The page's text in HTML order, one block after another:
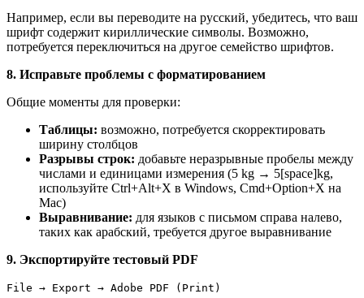
Например, если вы переводите на русский, убедитесь, что ваш
шрифт содержит кириллические символы. Возможно,
потребуется переключиться на другое семейство шрифтов.
8. Исправьте проблемы с форматированием
Общие моменты для проверки:
Таблицы: возможно, потребуется скорректировать
ширину столбцов
Разрывы строк: добавьте неразрывные пробелы между
числами и единицами измерения (5 kg → 5[space]kg,
используйте Ctrl+Alt+X в Windows, Cmd+Option+X на
Mac)
Выравнивание: для языков с письмом справа налево,
таких как арабский, требуется другое выравнивание
9. Экспортируйте тестовый PDF
File → Export → Adobe PDF (Print)